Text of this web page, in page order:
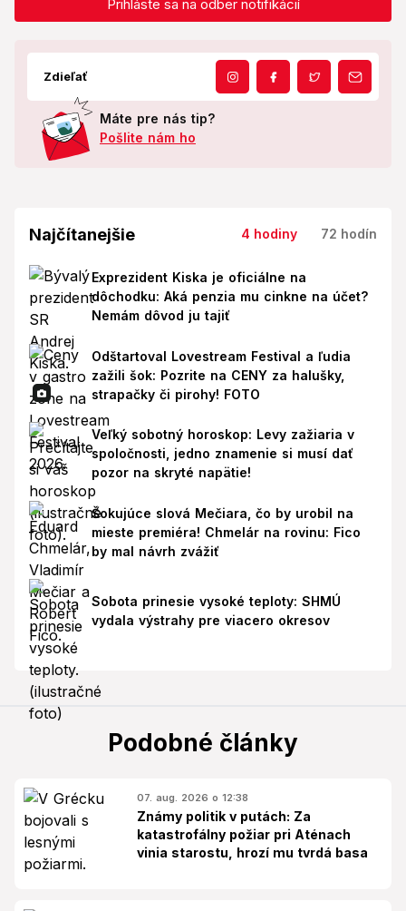
Prihláste sa na odber notifikácií
Zdieľať
Máte pre nás tip?
Pošlite nám ho
Najčítanejšie 4 hodiny 72 hodín
Exprezident Kiska je oficiálne na
dôchodku: Aká penzia mu cinkne na účet?
Nemám dôvod ju tajiť
Odštartoval Lovestream Festival a ľudia
zažili šok: Pozrite na CENY za halušky,
strapačky či pirohy! FOTO
Veľký sobotný horoskop: Levy zažiaria v
spoločnosti, jedno znamenie si musí dať
pozor na skryté napätie!
Šokujúce slová Mečiara, čo by urobil na
mieste premiéra! Chmelár na rovinu: Fico
by mal návrh zvážiť
Sobota prinesie vysoké teploty: SHMÚ
vydala výstrahy pre viacero okresov
Podobné články
07. aug. 2026 o 12:38
Známy politik v putách: Za
katastrofálny požiar pri Aténach
vinia starostu, hrozí mu tvrdá basa